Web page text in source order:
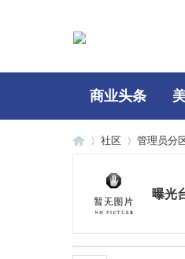
商业头条
社区
›
管理员分
曝光